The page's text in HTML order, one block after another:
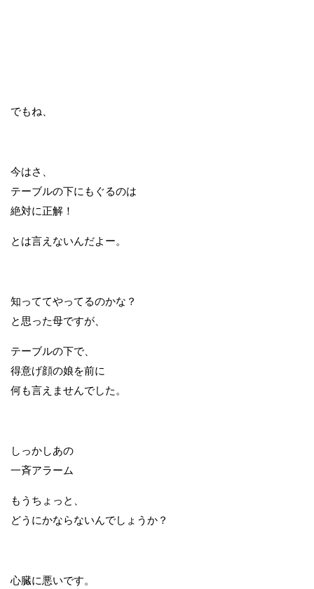
でもね、
今はさ、
テーブルの下にもぐるのは
絶対に正解！
とは言えないんだよー。
知っててやってるのかな？
と思った母ですが、
テーブルの下で、
得意げ顔の娘を前に
何も言えませんでした。
しっかしあの
一斉アラーム
もうちょっと、
どうにかならないんでしょうか？
心臓に悪いです。